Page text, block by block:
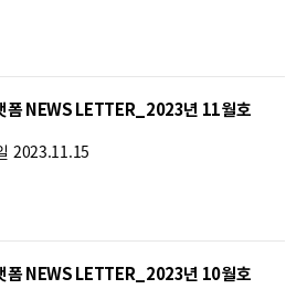
폼 NEWS LETTER_2023년 11월호
2023.11.15
폼 NEWS LETTER_2023년 10월호